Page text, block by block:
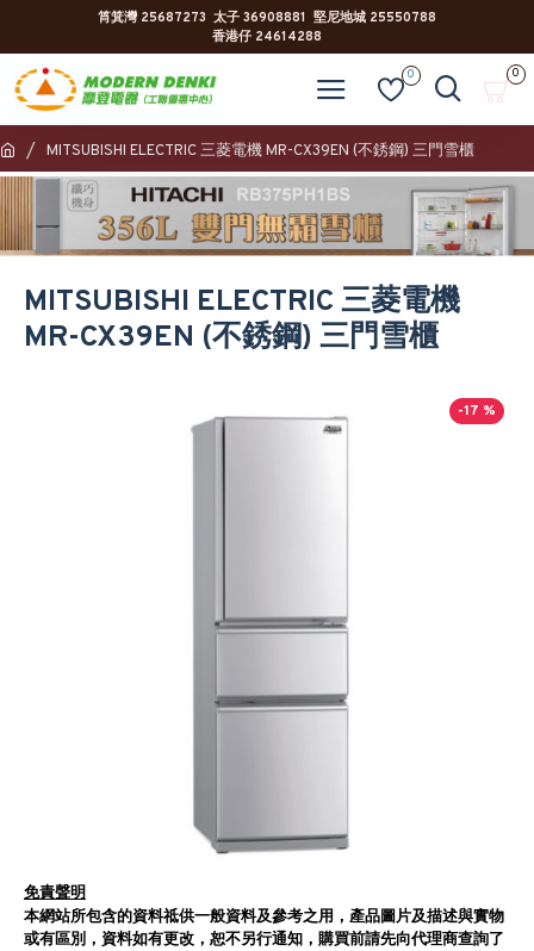
筲箕灣 25687273 太子 36908881 堅尼地城 25550788
香港仔 24614288
0 0
MITSUBISHI ELECTRIC 三菱電機 MR-CX39EN (不銹鋼) 三門雪櫃
MITSUBISHI ELECTRIC 三菱電機
MR-CX39EN (不銹鋼) 三門雪櫃
-17 %
免責聲明
本網站所包含的資料祗供一般資料及參考之用，產品圖片及描述與實物
或有區別，資料如有更改，恕不另行通知，購買前請先向代理商查詢了